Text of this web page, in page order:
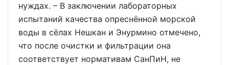
нуждах. – В заключении лабораторных
испытаний качества опреснённой морской
воды в сёлах Нешкан и Энурмино отмечено,
что после очистки и фильтрации она
соответствует нормативам СанПиН, не